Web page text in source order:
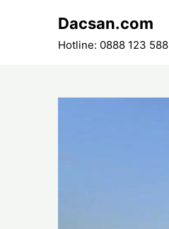
Dacsan.com
Hotline: 0888 123 588